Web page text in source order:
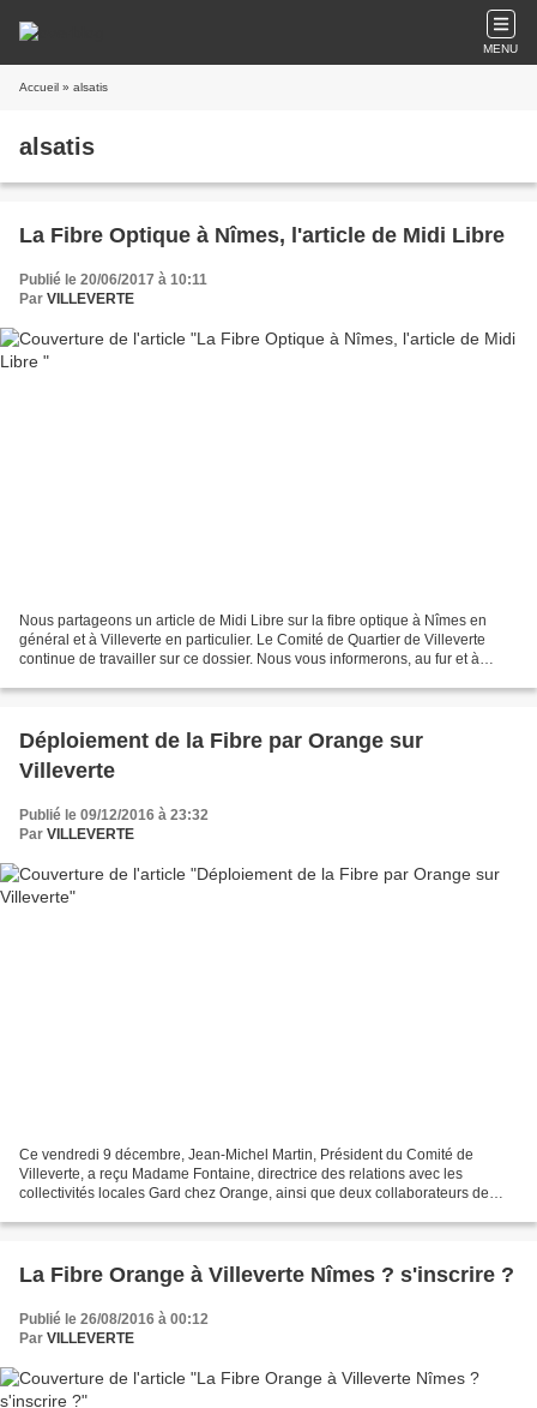
MENU
Accueil » alsatis
alsatis
La Fibre Optique à Nîmes, l'article de Midi Libre
Publié le 20/06/2017 à 10:11
Par VILLEVERTE
Nous partageons un article de Midi Libre sur la fibre optique à Nîmes en
général et à Villeverte en particulier. Le Comité de Quartier de Villeverte
continue de travailler sur ce dossier. Nous vous informerons, au fur et à
Déploiement de la Fibre par Orange sur
Villeverte
Publié le 09/12/2016 à 23:32
Par VILLEVERTE
Ce vendredi 9 décembre, Jean-Michel Martin, Président du Comité de
Villeverte, a reçu Madame Fontaine, directrice des relations avec les
collectivités locales Gard chez Orange, ainsi que deux collaborateurs de
La Fibre Orange à Villeverte Nîmes ? s'inscrire ?
Publié le 26/08/2016 à 00:12
Par VILLEVERTE